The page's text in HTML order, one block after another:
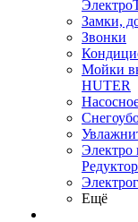
Замки,
Звонки
Мойки
HUTER
Электро
Ещё